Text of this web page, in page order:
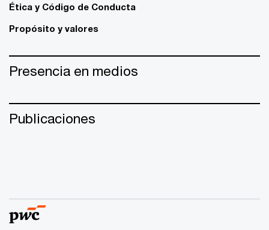
Ética y Código de Conducta
Propósito y valores
Presencia en medios
Publicaciones